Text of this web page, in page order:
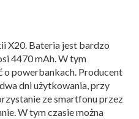
X20. Bateria jest bardzo
4470 mAh. W tym
o powerbankach. Producent
dni użytkowania, przy
ze smartfonu przez
W tym czasie można